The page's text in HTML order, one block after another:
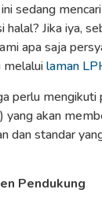
sedang
Jika iya,
apa saja
melaluilaman
perlu
yang akan
dan standar
Pendukung